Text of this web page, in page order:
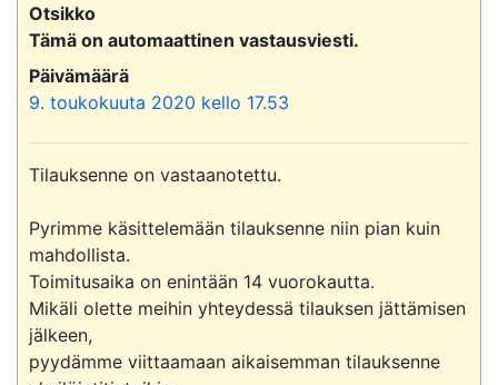
Otsikko
Tämä on automaattinen vastausviesti.
Päivämäärä
9. toukokuuta 2020 kello 17.53
Tilauksenne on vastaanotettu.
Pyrimme käsittelemään tilauksenne niin pian kuin
mahdollista.
Toimitusaika on enintään 14 vuorokautta.
Mikäli olette meihin yhteydessä tilauksen jättämisen
jälkeen,
pyydämme viittaamaan aikaisemman tilauksenne